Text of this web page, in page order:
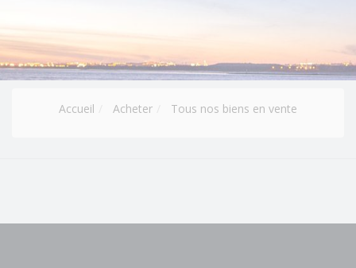
Accueil Acheter Tous nos biens en vente